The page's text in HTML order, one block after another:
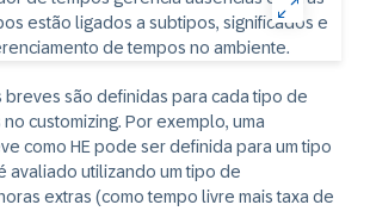
breves são definidas para cada tipo de
customizing. Por exemplo, uma
como HE pode ser definida para um tipo
avaliado utilizando um tipo de
extras (como tempo livre mais taxa de